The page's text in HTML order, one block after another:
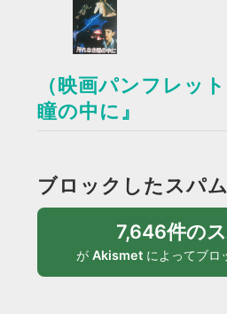
（映画パンフレッ
瞳の中に』
ブロックしたスパム
7,646件の
がAkismet によってブロ